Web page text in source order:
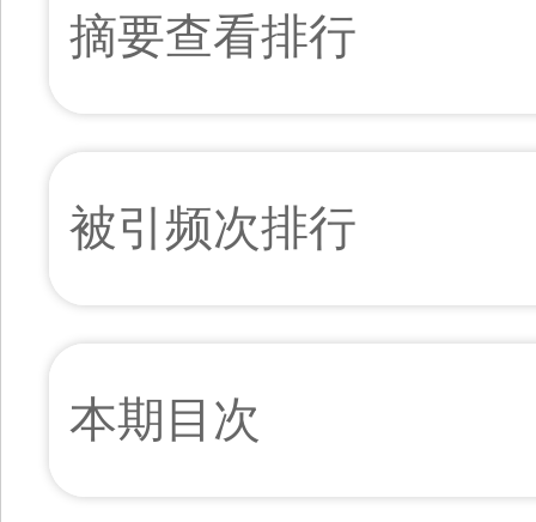
摘要查看排行
被引频次排行
本期目次